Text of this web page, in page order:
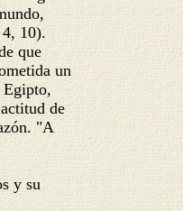
10).
que
un
Egipto,
de
"A
y su